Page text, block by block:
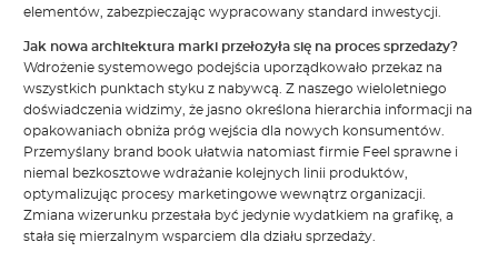
elementów, zabezpieczając wypracowany standard inwestycji.
Jak nowa architektura marki przełożyła się na proces sprzedaży?
Wdrożenie systemowego podejścia uporządkowało przekaz na
wszystkich punktach styku z nabywcą. Z naszego wieloletniego
doświadczenia widzimy, że jasno określona hierarchia informacji na
opakowaniach obniża próg wejścia dla nowych konsumentów.
Przemyślany brand book ułatwia natomiast firmie Feel sprawne i
niemal bezkosztowe wdrażanie kolejnych linii produktów,
optymalizując procesy marketingowe wewnątrz organizacji.
Zmiana wizerunku przestała być jedynie wydatkiem na grafikę, a
stała się mierzalnym wsparciem dla działu sprzedaży.